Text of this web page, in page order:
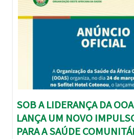
SOB A LIDERANÇA DA
LANÇA UM NOVO
PARA A SAÚDE